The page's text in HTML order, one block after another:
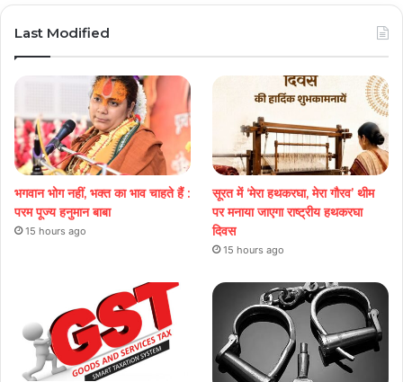
Last Modified
भगवान भोग नहीं, भक्त का भाव चाहते हैं :
परम पूज्य हनुमान बाबा
15 hours ago
सूरत में ‘मेरा हथकरघा, मेरा गौरव’ थीम
पर मनाया जाएगा राष्ट्रीय हथकरघा
दिवस
15 hours ago